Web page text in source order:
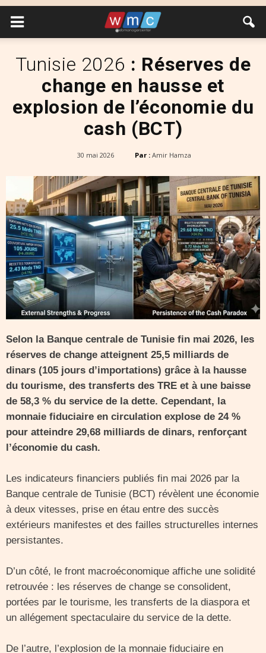
Tunisie 2026 : Réserves de
change en hausse et
explosion de l’économie du
cash (BCT)
30 mai 2026 Par : Amir Hamza
Selon la Banque centrale de Tunisie fin mai 2026, les
réserves de change atteignent 25,5 milliards de
dinars (105 jours d’importations) grâce à la hausse
du tourisme, des transferts des TRE et à une baisse
de 58,3 % du service de la dette. Cependant, la
monnaie fiduciaire en circulation explose de 24 %
pour atteindre 29,68 milliards de dinars, renforçant
l’économie du cash.
Les indicateurs financiers publiés fin mai 2026 par la
Banque centrale de Tunisie (BCT) révèlent une économie
à deux vitesses, prise en étau entre des succès
extérieurs manifestes et des failles structurelles internes
persistantes.
D’un côté, le front macroéconomique affiche une solidité
retrouvée : les réserves de change se consolident,
portées par le tourisme, les transferts de la diaspora et
un allégement spectaculaire du service de la dette.
De l’autre, l’explosion de la monnaie fiduciaire en